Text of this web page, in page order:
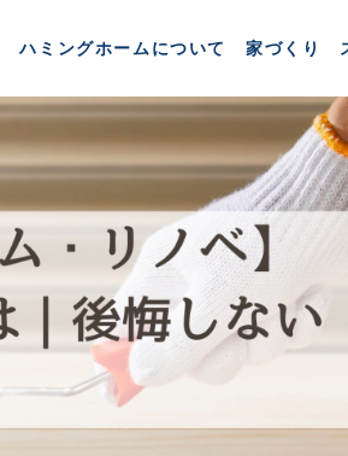
ハミングホームについて 家づくり